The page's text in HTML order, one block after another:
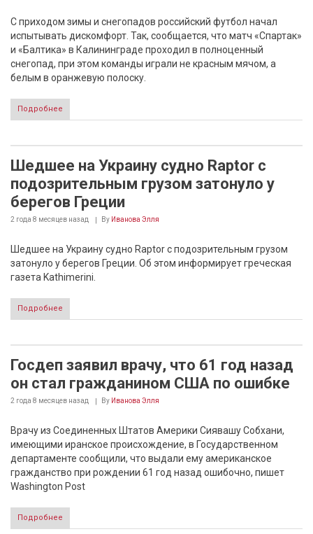
С приходом зимы и снегопадов российский футбол начал
испытывать дискомфорт. Так, сообщается, что матч «Спартак»
и «Балтика» в Калининграде проходил в полноценный
снегопад, при этом команды играли не красным мячом, а
белым в оранжевую полоску.
Подробнее
Шедшее на Украину судно Raptor с
подозрительным грузом затонуло у
берегов Греции
2 года 8 месяцев назад By Иванова Элля
Шедшее на Украину судно Raptor с подозрительным грузом
затонуло у берегов Греции. Об этом информирует греческая
газета Kathimerini.
Подробнее
Госдеп заявил врачу, что 61 год назад
он стал гражданином США по ошибке
2 года 8 месяцев назад By Иванова Элля
Врачу из Соединенных Штатов Америки Сиявашу Собхани,
имеющими иранское происхождение, в Государственном
департаменте сообщили, что выдали ему американское
гражданство при рождении 61 год назад ошибочно, пишет
Washington Post
Подробнее